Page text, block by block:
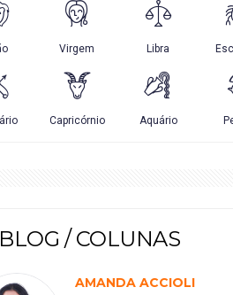
BLOG / COLUNAS
AMANDA ACCIOLI